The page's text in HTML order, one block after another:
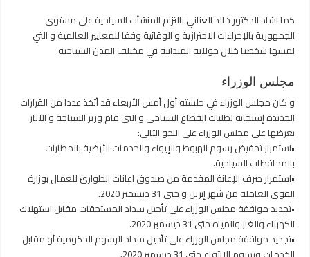
كما اشاد الدكتور خالد العناني بالتزام المنشآت السياحية على مستوى
الجمهورية بالإجراءات الاحترازية و الوقائية وفقا للمعايير العالمية و التي
لمسها شخصيا خلال جولاته الميدانية في مختلف المدن السياحية.
مجلس الوزراء
و كان مجلس الوزراء في جلسته أول أمس الأربعاء قد أتخذ عددا من القرارات
الجديدة إستجابة لطلبات القطاع السياحى و التى قام وزير السياحة و الآثار
بعرضها على مجلس الوزراء على النحو التالى:
•استمرار تخفيض رسوم الهبوط والإيواء والخدمات الأرضية بالمطارات
بالمحافظات السياحية.
•استمرار صرف الإعانة المقدمة من صندوق اعانات الطوارئ للعمال بوزارة
القوى العاملة من شهر إبريل و حتى 31 ديسمبر 2020.
•تجديد موافقة مجلس الوزراء على تأجيل سداد المستحقات مقابل استهلاك
الكهرباء والغاز والمياه حتى 31 ديسمبر 2020.
•تجديد موافقة مجلس الوزراء على تأجيل سداد الرسوم الحكومية أو مقابل